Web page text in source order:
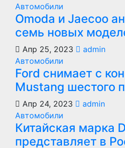
Автомобили
Оmoda и Jaecoo
семь новых
Апр 25, 2023
admin
Автомобили
Ford снимает с
Mustang шестого
Апр 24, 2023
admin
Автомобили
Китайская марка
представляет в